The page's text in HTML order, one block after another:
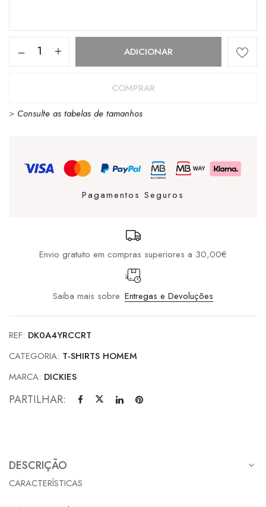
Quantidade
Dickies
ADICIONAR
COMPRAR
> Consulte as tabelas de tamanhos
Pagamentos Seguros
Envio gratuito em compras superiores a 30,00€
Saiba mais sobre Entregas e Devoluções
REF: DK0A4YRCCRT
CATEGORIA: T-SHIRTS HOMEM
MARCA: DICKIES
PARTILHAR:
DESCRIÇÃO
CARACTERÍSTICAS